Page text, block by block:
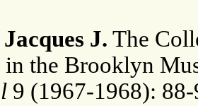
J. The
in the Brooklyn
9 (1967-1968): 88-